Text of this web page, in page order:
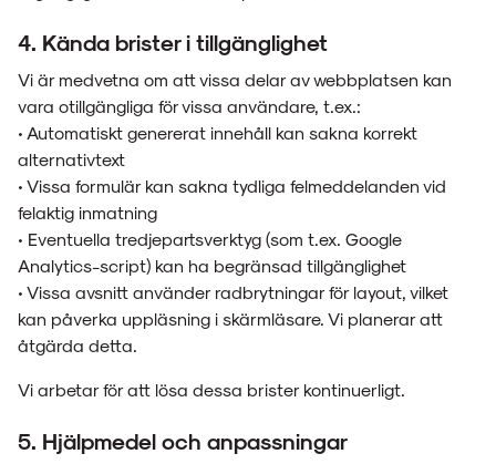
4. Kända brister i tillgänglighet
Vi är medvetna om att vissa delar av webbplatsen kan
vara otillgängliga för vissa användare, t.ex.:
• Automatiskt genererat innehåll kan sakna korrekt
alternativtext
• Vissa formulär kan sakna tydliga felmeddelanden vid
felaktig inmatning
• Eventuella tredjepartsverktyg (som t.ex. Google
Analytics-script) kan ha begränsad tillgänglighet
• Vissa avsnitt använder radbrytningar för layout, vilket
kan påverka uppläsning i skärmläsare. Vi planerar att
åtgärda detta.
Vi arbetar för att lösa dessa brister kontinuerligt.
5. Hjälpmedel och anpassningar